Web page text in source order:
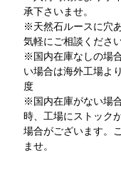
承下さいませ。
※天然石ルースに穴
気軽にご相談ください
※国内在庫なしの場
い場合は海外工場よ
度
※国内在庫がない場
時、工場にストック
場合がございます。
ませ。